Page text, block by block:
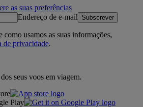
as suas preferências
Endereço de e-mail
Subscrever
como usamos as suas informações,
de privacidade.
seus voos em viagem.
Play